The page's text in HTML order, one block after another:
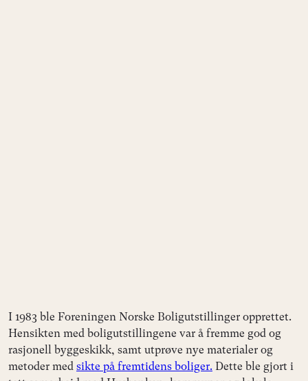
I 1983 ble Foreningen Norske Boligutstillinger opprettet.
Hensikten med boligutstillingene var å fremme god og
rasjonell byggeskikk, samt utprøve nye materialer og
metoder med sikte på fremtidens boliger. Dette ble gjort i